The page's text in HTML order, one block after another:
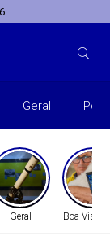
Geral
Geral Boa Vista -